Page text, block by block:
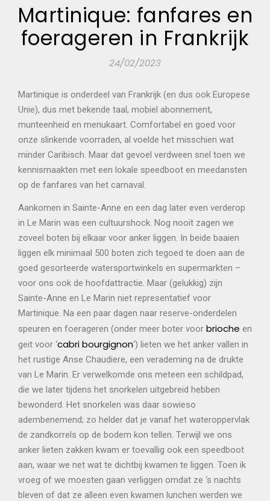
Martinique: fanfares en
foerageren in Frankrijk
24/02/2023
Martinique is onderdeel van Frankrijk (en dus ook Europese
Unie), dus met bekende taal, mobiel abonnement,
munteenheid en menukaart. Comfortabel en goed voor
onze slinkende voorraden, al voelde het misschien wat
minder Caribisch. Maar dat gevoel verdween snel toen we
kennismaakten met een lokale speedboot en meedansten
op de fanfares van het carnaval.
Aankomen in Sainte-Anne en een dag later even verderop
in Le Marin was een cultuurshock. Nog nooit zagen we
zoveel boten bij elkaar voor anker liggen. In beide baaien
liggen elk minimaal 500 boten zich tegoed te doen aan de
goed gesorteerde watersportwinkels en supermarkten –
voor ons ook de hoofdattractie. Maar (gelukkig) zijn
Sainte-Anne en Le Marin niet representatief voor
Martinique. Na een paar dagen naar reserve-onderdelen
speuren en foerageren (onder meer boter voor brioche en
geit voor ‘cabri bourgignon‘) lieten we het anker vallen in
het rustige Anse Chaudiere, een verademing na de drukte
van Le Marin. Er verwelkomde ons meteen een schildpad,
die we later tijdens het snorkelen uitgebreid hebben
bewonderd. Het snorkelen was daar sowieso
adembenemend; zo helder dat je vanaf het wateroppervlak
de zandkorrels op de bodem kon tellen. Terwijl we ons
anker lieten zakken kwam er toevallig ook een speedboot
aan, waar we net wat te dichtbij kwamen te liggen. Toen ik
vroeg of we moesten gaan verliggen omdat ze ‘s nachts
bleven of dat ze alleen even kwamen lunchen werden we